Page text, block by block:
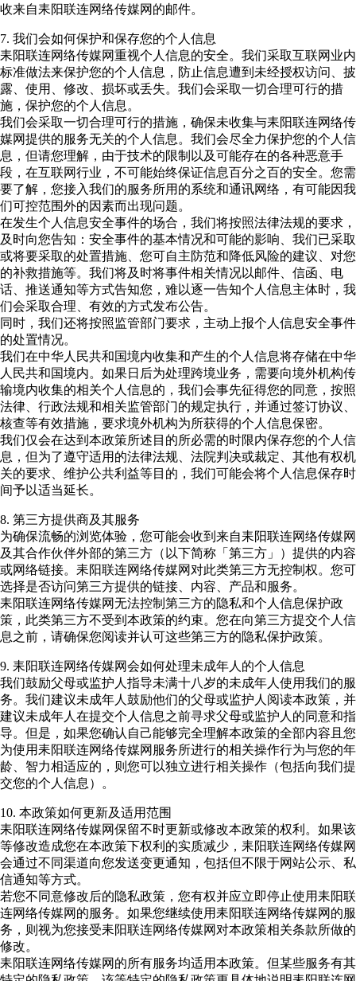
收来自耒阳联连网络传媒网的邮件。
7. 我们会如何保护和保存您的个人信息
耒阳联连网络传媒网重视个人信息的安全。我们采取互联网业内
标准做法来保护您的个人信息，防止信息遭到未经授权访问、披
露、使用、修改、损坏或丢失。我们会采取一切合理可行的措
施，保护您的个人信息。
我们会采取一切合理可行的措施，确保未收集与耒阳联连网络传
媒网提供的服务无关的个人信息。我们会尽全力保护您的个人信
息，但请您理解，由于技术的限制以及可能存在的各种恶意手
段，在互联网行业，不可能始终保证信息百分之百的安全。您需
要了解，您接入我们的服务所用的系统和通讯网络，有可能因我
们可控范围外的因素而出现问题。
在发生个人信息安全事件的场合，我们将按照法律法规的要求，
及时向您告知：安全事件的基本情况和可能的影响、我们已采取
或将要采取的处置措施、您可自主防范和降低风险的建议、对您
的补救措施等。我们将及时将事件相关情况以邮件、信函、电
话、推送通知等方式告知您，难以逐一告知个人信息主体时，我
们会采取合理、有效的方式发布公告。
同时，我们还将按照监管部门要求，主动上报个人信息安全事件
的处置情况。
我们在中华人民共和国境内收集和产生的个人信息将存储在中华
人民共和国境内。如果日后为处理跨境业务，需要向境外机构传
输境内收集的相关个人信息的，我们会事先征得您的同意，按照
法律、行政法规和相关监管部门的规定执行，并通过签订协议、
核查等有效措施，要求境外机构为所获得的个人信息保密。
我们仅会在达到本政策所述目的所必需的时限内保存您的个人信
息，但为了遵守适用的法律法规、法院判决或裁定、其他有权机
关的要求、维护公共利益等目的，我们可能会将个人信息保存时
间予以适当延长。
8. 第三方提供商及其服务
为确保流畅的浏览体验，您可能会收到来自耒阳联连网络传媒网
及其合作伙伴外部的第三方（以下简称「第三方」）提供的内容
或网络链接。耒阳联连网络传媒网对此类第三方无控制权。您可
选择是否访问第三方提供的链接、内容、产品和服务。
耒阳联连网络传媒网无法控制第三方的隐私和个人信息保护政
策，此类第三方不受到本政策的约束。您在向第三方提交个人信
息之前，请确保您阅读并认可这些第三方的隐私保护政策。
9. 耒阳联连网络传媒网会如何处理未成年人的个人信息
我们鼓励父母或监护人指导未满十八岁的未成年人使用我们的服
务。我们建议未成年人鼓励他们的父母或监护人阅读本政策，并
建议未成年人在提交个人信息之前寻求父母或监护人的同意和指
导。但是，如果您确认自己能够完全理解本政策的全部内容且您
为使用耒阳联连网络传媒网服务所进行的相关操作行为与您的年
龄、智力相适应的，则您可以独立进行相关操作（包括向我们提
交您的个人信息）。
10. 本政策如何更新及适用范围
耒阳联连网络传媒网保留不时更新或修改本政策的权利。如果该
等修改造成您在本政策下权利的实质减少，耒阳联连网络传媒网
会通过不同渠道向您发送变更通知，包括但不限于网站公示、私
信通知等方式。
若您不同意修改后的隐私政策，您有权并应立即停止使用耒阳联
连网络传媒网的服务。如果您继续使用耒阳联连网络传媒网的服
务，则视为您接受耒阳联连网络传媒网对本政策相关条款所做的
修改。
耒阳联连网络传媒网的所有服务均适用本政策。但某些服务有其